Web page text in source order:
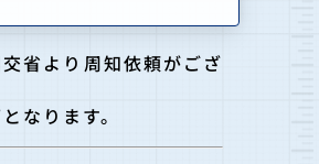
省より周知依頼がござ
なります。